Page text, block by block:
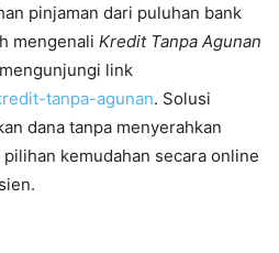
pinjaman dari puluhan bank
mengenali Kredit Tanpa Agunan
link
tanpa-agunan. Solusi
dana tanpa menyerahkan
kemudahan secara online